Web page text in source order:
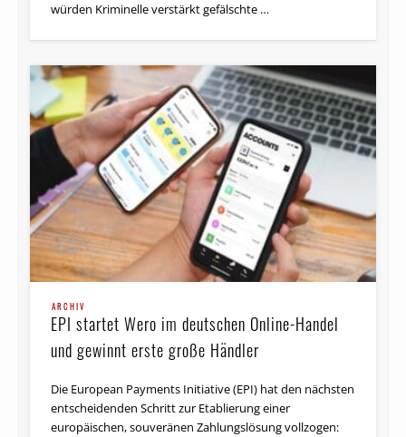
würden Kriminelle verstärkt gefälschte …
ARCHIV
EPI startet Wero im deutschen Online-Handel
und gewinnt erste große Händler
Die European Payments Initiative (EPI) hat den nächsten
entscheidenden Schritt zur Etablierung einer
europäischen, souveränen Zahlungslösung vollzogen: